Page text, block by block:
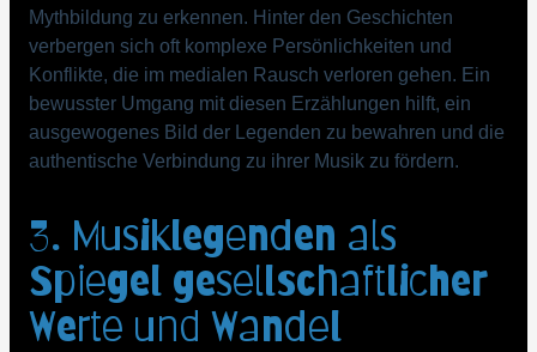
Mythbildung zu erkennen. Hinter den Geschichten
verbergen sich oft komplexe Persönlichkeiten und
Konflikte, die im medialen Rausch verloren gehen. Ein
bewusster Umgang mit diesen Erzählungen hilft, ein
ausgewogenes Bild der Legenden zu bewahren und die
authentische Verbindung zu ihrer Musik zu fördern.
3. Musiklegenden als
Spiegel gesellschaftlicher
Werte und Wandel